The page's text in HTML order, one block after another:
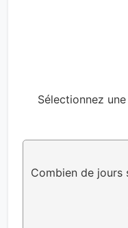
Sélectionnez
Combien de jours